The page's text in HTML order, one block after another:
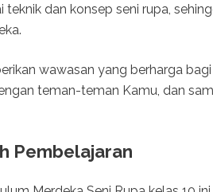
teknik dan konsep seni rupa,
wawasan yang berharga
teman-teman Kamu, dan
Pembelajaran